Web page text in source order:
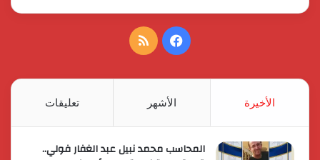
فيسبوكملخص
الأخيرة الأشهر تعليقات
المحاسب محمد نبيل عبد الغفار فولي..